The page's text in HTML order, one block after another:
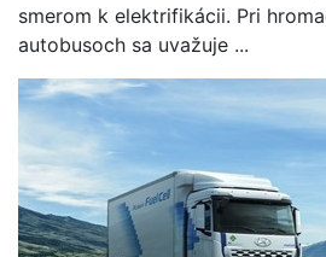
smerom k elektrifikácii. Pri
autobusoch sa uvažuje ...